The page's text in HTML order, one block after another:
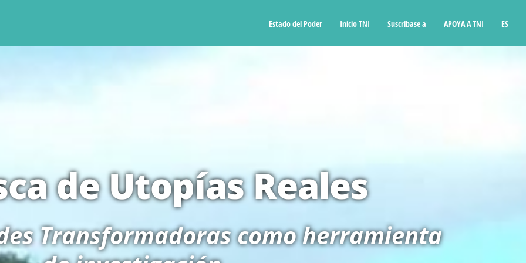
Estado del Poder Inicio TNI Suscríbase a APOYA A TNI ES
de Utopías Reales
Transformadoras como herramienta